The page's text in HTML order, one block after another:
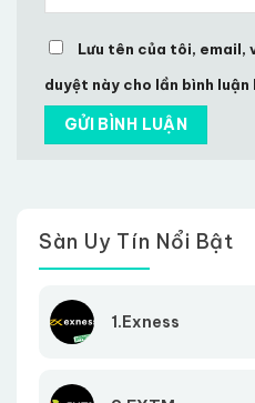
Lưu tên của tôi,
duyệt này cho lần bình
Sàn Uy Tín Nổi Bật
1.Exness